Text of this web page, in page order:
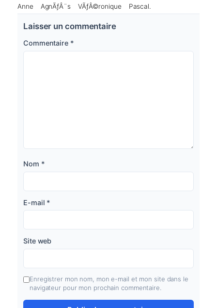
Anne AgnÃƒÂ¨s VÃƒÂ©ronique Pascal.
Laisser un commentaire
Commentaire *
Nom *
E-mail *
Site web
Enregistrer mon nom, mon e-mail et mon site dans le
navigateur pour mon prochain commentaire.